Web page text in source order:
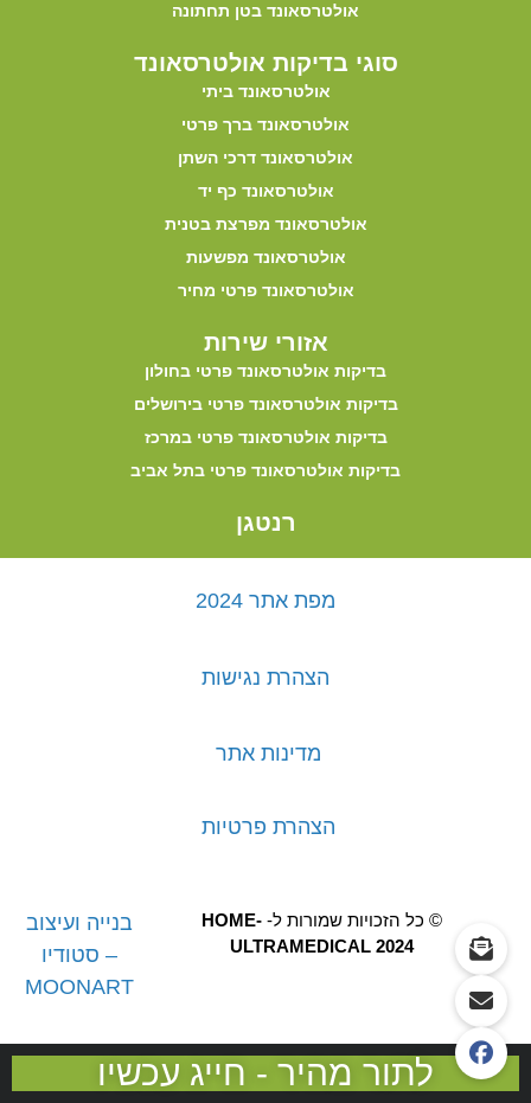
אולטרסאונד בטן תחתונה
סוגי בדיקות אולטרסאונד
אולטרסאונד ביתי
אולטרסאונד ברך פרטי
אולטרסאונד דרכי השתן
אולטרסאונד כף יד
אולטרסאונד מפרצת בטנית
אולטרסאונד מפשעות
אולטרסאונד פרטי מחיר
אזורי שירות
בדיקות אולטרסאונד פרטי בחולון
בדיקות אולטרסאונד פרטי בירושלים
בדיקות אולטרסאונד פרטי במרכז
בדיקות אולטרסאונד פרטי בתל אביב
רנטגן
מפת אתר 2024
הצהרת נגישות
מדינות אתר
הצהרת פרטיות
© כל הזכויות שמורות ל-HOME-
ULTRAMEDICAL 2024
בנייה ועיצוב
– סטודיו
MOONART
לתור מהיר - חייג עכשיו